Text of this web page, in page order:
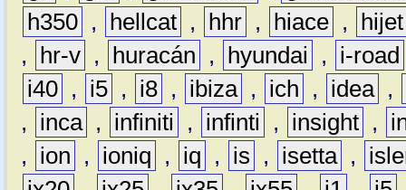
h350 , hellcat , hhr , hiace ,
hijet
,
hr-v , huracán , hyundai ,
i-road
i40 , i5 , i8 , ibiza , ich , idea ,
,
inca , infiniti , infinti , insight ,
,
ion , ioniq , iq , is , isetta ,